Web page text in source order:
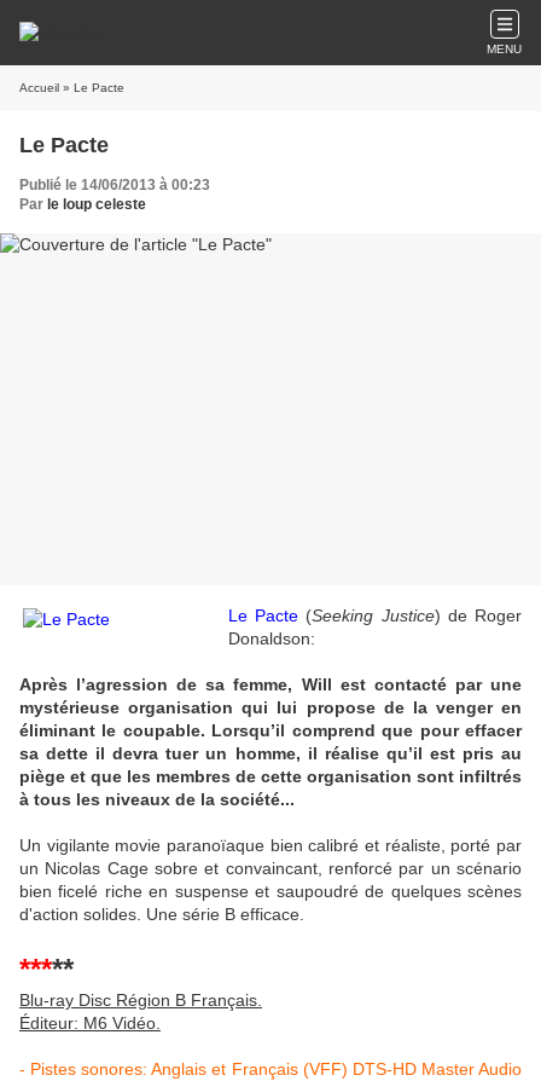
MENU
Accueil » Le Pacte
Le Pacte
Publié le 14/06/2013 à 00:23
Par le loup celeste
Le Pacte (Seeking Justice) de Roger
Donaldson:
Après l’agression de sa femme, Will est contacté par une
mystérieuse organisation qui lui propose de la venger en
éliminant le coupable. Lorsqu’il comprend que pour effacer
sa dette il devra tuer un homme, il réalise qu’il est pris au
piège et que les membres de cette organisation sont infiltrés
à tous les niveaux de la société...
Un vigilante movie paranoïaque bien calibré et réaliste, porté par
un Nicolas Cage sobre et convaincant, renforcé par un scénario
bien ficelé riche en suspense et saupoudré de quelques scènes
d'action solides. Une série B efficace.
*****
Blu-ray Disc Région B Français.
Éditeur: M6 Vidéo.
- Pistes sonores: Anglais et Français (VFF) DTS-HD Master Audio